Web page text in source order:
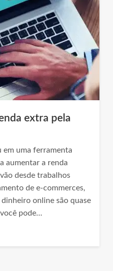
extra pela
uma ferramenta
aumentar a renda
desde trabalhos
de e-commerces,
online são quase
pode…